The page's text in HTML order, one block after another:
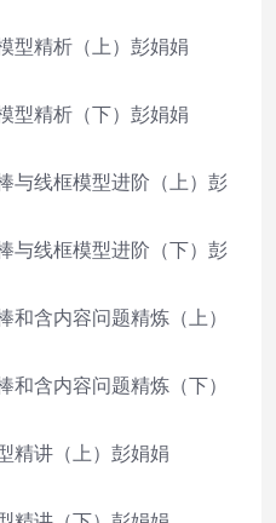
型精析（上）彭娟娟
型精析（下）彭娟娟
与线框模型进阶（上）彭
与线框模型进阶（下）彭
含内容问题精炼（上）
含内容问题精炼（下）
精讲（上）彭娟娟